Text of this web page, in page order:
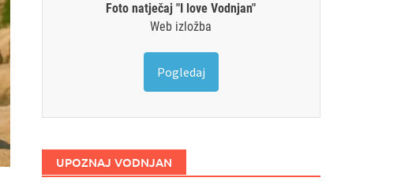
Foto natječaj "I love Vodnjan"
Web izložba
Pogledaj
UPOZNAJ VODNJAN